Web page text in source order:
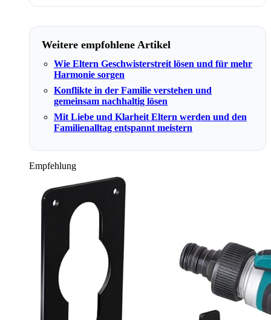
Weitere empfohlene Artikel
Wie Eltern Geschwisterstreit lösen und für mehr
Harmonie sorgen
Konflikte in der Familie verstehen und
gemeinsam nachhaltig lösen
Mit Liebe und Klarheit Eltern werden und den
Familienalltag entspannt meistern
Empfehlung